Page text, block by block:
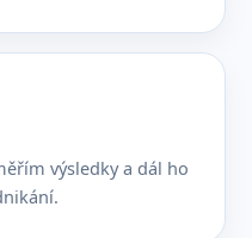
výsledky a dál ho